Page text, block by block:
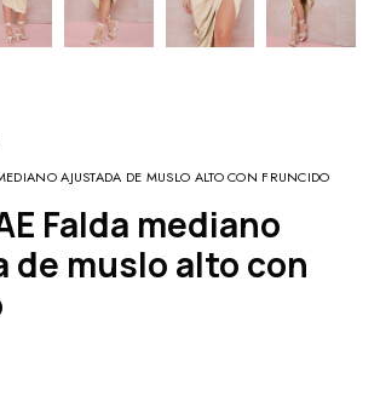
AJUSTADA DE MUSLO ALTO CON FRUNCIDO
de muslo alto con